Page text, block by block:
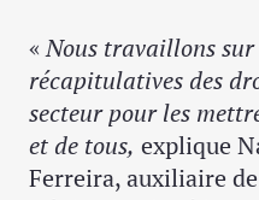
«Nous travaillons sur
récapitulatives des
secteur pour les
et de tous, explique
Ferreira, auxiliaire